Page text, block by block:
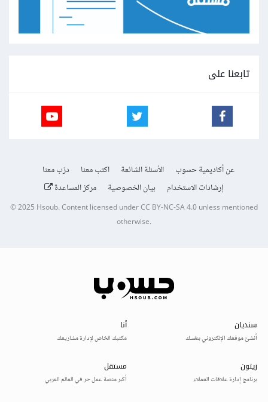
تابعنا على
عن أكاديمية حسوب الأسئلة الشائعة اكتب معنا
درّب معنا
إرشادات الاستخدام
بيان الخصوصية مركز المساعدة
© 2025Hsoub.Content licensed underCC BY-NC-SA 4.0unless mentioned
otherwise.